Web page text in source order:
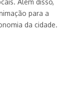
para a
da cidade.